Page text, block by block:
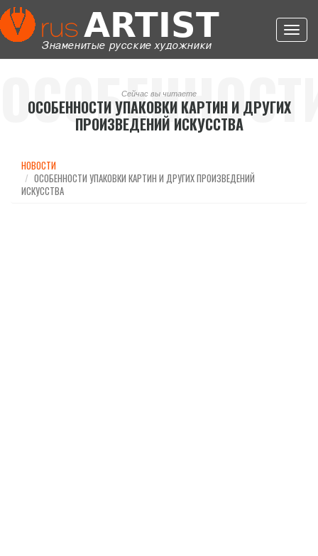
УПАКОВКИ
Сейчас вы читаете
ОСОБЕННОСТИ УПАКОВКИ КАРТИН И ДРУГИХ
ПРОИЗВЕДЕНИЙ ИСКУССТВА
НОВОСТИ
ОСОБЕННОСТИ УПАКОВКИ КАРТИН И ДРУГИХ ПРОИЗВЕДЕНИЙ
ИСКУССТВА